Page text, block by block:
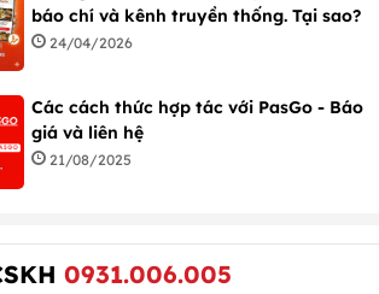
báo chí và kênh truyền thống. Tại sao?
24/04/2026
Các cách thức hợp tác với PasGo - Báo
giá và liên hệ
21/08/2025
0931.006.005